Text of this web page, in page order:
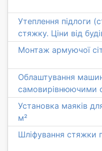
Утеплення підлоги
стяжку. Ціни від
Монтаж армуючої
Облаштування
самовирівнюючими
Установка маяків
м²
Шліфування стяжки